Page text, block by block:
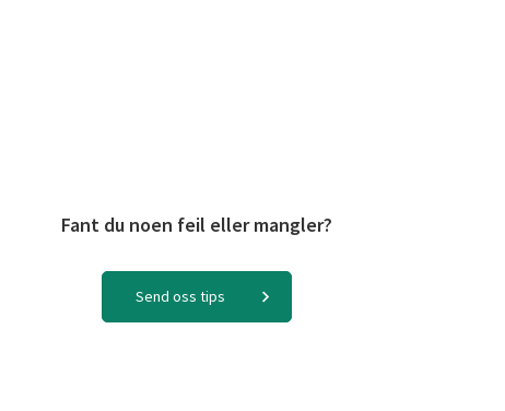
Fant du noen feil eller mangler?
Send oss tips